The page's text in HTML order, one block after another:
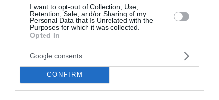
I want to opt-out of Collection, Use,
Retention, Sale, and/or Sharing of my
Personal Data that Is Unrelated with the
Purposes for which it was collected.
Opted In
Google consents
CONFIRM
οπίσθια μιας φίλης τους, δείτε
φωτογραφίες
10.08.2026, 06:22
Πέθανε στα 74 του χρόνια ο
σπουδαίος ηθοποιός Νίκος